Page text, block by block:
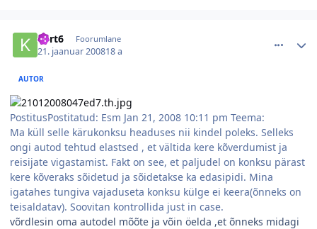
kert6 Foorumlane
21. jaanuar 200818 a
AUTOR
PostitusPostitatud: Esm Jan 21, 2008 10:11 pm Teema:
Ma küll selle kärukonksu headuses nii kindel poleks. Selleks
ongi autod tehtud elastsed , et vältida kere kõverdumist ja
reisijate vigastamist. Fakt on see, et paljudel on konksu pärast
kere kõveraks sõidetud ja sõidetakse ka edasipidi. Mina
igatahes tungiva vajaduseta konksu külge ei keera(õnneks on
teisaldatav). Soovitan kontrollida just in case.
võrdlesin oma autodel mõõte ja võin öelda ,et õnneks midagi